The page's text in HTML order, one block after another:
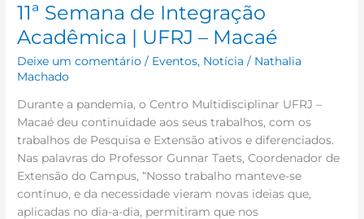
11ª Semana de Integração
Acadêmica | UFRJ – Macaé
Deixe um comentário / Eventos, Notícia / Nathalia
Machado
Durante a pandemia, o Centro Multidisciplinar UFRJ –
Macaé deu continuidade aos seus trabalhos, com os
trabalhos de Pesquisa e Extensão ativos e diferenciados.
Nas palavras do Professor Gunnar Taets, Coordenador de
Extensão do Campus, “Nosso trabalho manteve-se
contínuo, e da necessidade vieram novas ideias que,
aplicadas no dia-a-dia, permitiram que nos